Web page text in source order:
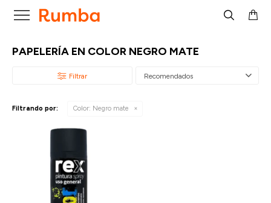

PAPELERÍA EN COLOR NEGRO MATE
Recomendados
Filtrando por: Color: Negro mate